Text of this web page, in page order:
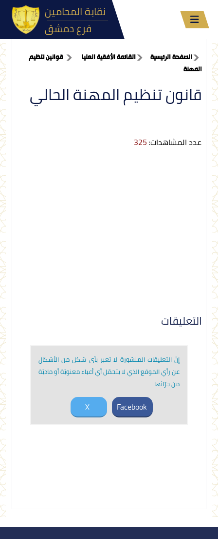
فرع دمشق
الصفحة الرئيسية القائمة الأفقية العليا
قوانين تنظيم
المهنة
قانون تنظيم المهنة الحالي
عدد المشاهدات: 325
التعليقات
إنّ التعليقات المنشورة لا تعبر بأي شكل من الأشكال
عن رأي الموقع الذي لا يتحمّل أي أعباء معنويّة أو ماديّة
من جرّائها
X Facebook